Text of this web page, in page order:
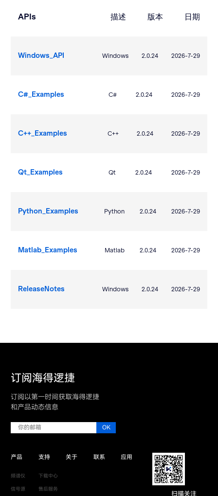
APIs 描述 版本 日期
Windows_API Windows 2.0.24 2026-7-29
C#_Examples C# 2.0.24 2026-7-29
C++_Examples C++ 2.0.24 2026-7-29
Qt_Examples Qt 2.0.24 2026-7-29
Python_Examples Python 2.0.24 2026-7-29
Matlab_Examples Matlab 2.0.24 2026-7-29
ReleaseNotes Windows 2.0.24 2026-7-29
订阅海得逻捷
订阅以第一时间获取海得逻捷
和产品动态信息
产品
频谱仪
信号源
支持
下载中心
售后服务
关于 联系 应用
扫描关注